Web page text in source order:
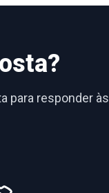
para responder às